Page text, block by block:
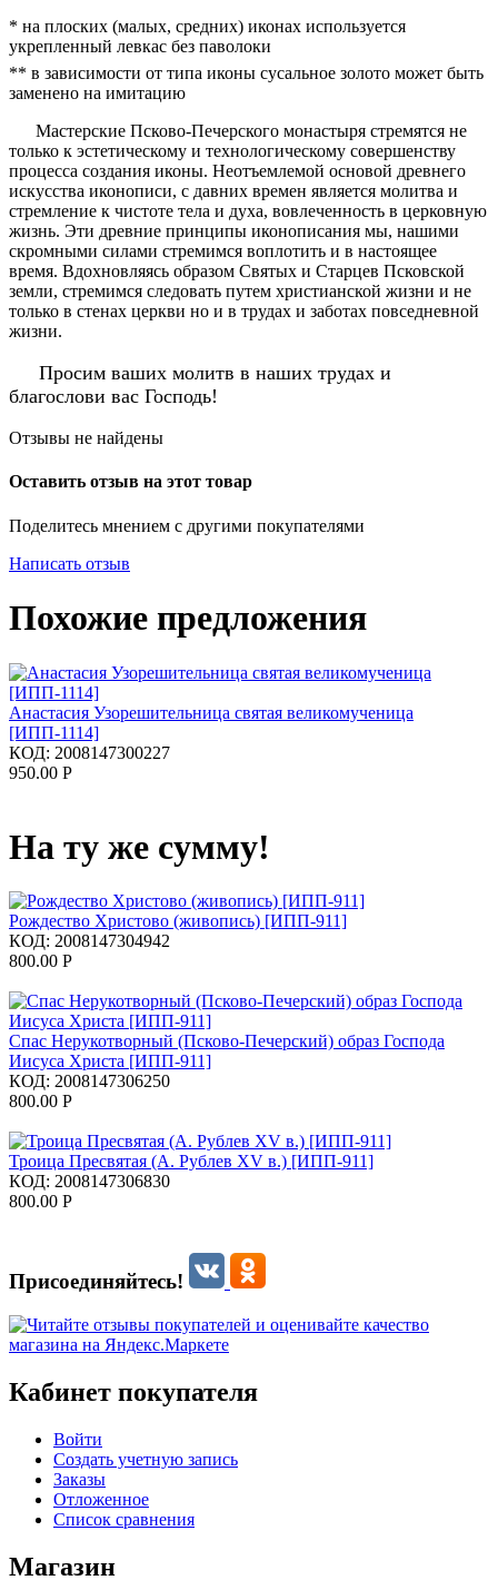
* на плоских (малых, средних) иконах используется
укрепленный левкас без паволоки
** в зависимости от типа иконы сусальное золото может быть
заменено на имитацию
Мастерские Псково-Печерского монастыря стремятся не
только к эстетическому и технологическому совершенству
процесса создания иконы. Неотъемлемой основой древнего
искусства иконописи, с давних времен является молитва и
стремление к чистоте тела и духа, вовлеченность в церковную
жизнь. Эти древние принципы иконописания мы, нашими
скромными силами стремимся воплотить и в настоящее
время. Вдохновляясь образом Святых и Старцев Псковской
земли, стремимся следовать путем христианской жизни и не
только в стенах церкви но и в трудах и заботах повседневной
жизни.
Просим ваших молитв в наших трудах и
благослови вас Господь!
Отзывы не найдены
Оставить отзыв на этот товар
Поделитесь мнением с другими покупателями
Написать отзыв
Похожие предложения
Анастасия Узорешительница святая великомученица
[ИПП-1114]
КОД: 2008147300227
950.00 Р
На ту же сумму!
Рождество Христово (живопись) [ИПП-911]
КОД: 2008147304942
800.00 Р
Спас Нерукотворный (Псково-Печерский) образ Господа
Иисуса Христа [ИПП-911]
КОД: 2008147306250
800.00 Р
Троица Пресвятая (А. Рублев XV в.) [ИПП-911]
КОД: 2008147306830
800.00 Р
Присоединяйтесь!
Кабинет покупателя
Войти
Создать учетную запись
Заказы
Отложенное
Список сравнения
Магазин